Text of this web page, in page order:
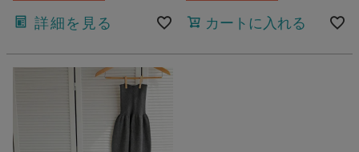
詳細を見る カートに入れる